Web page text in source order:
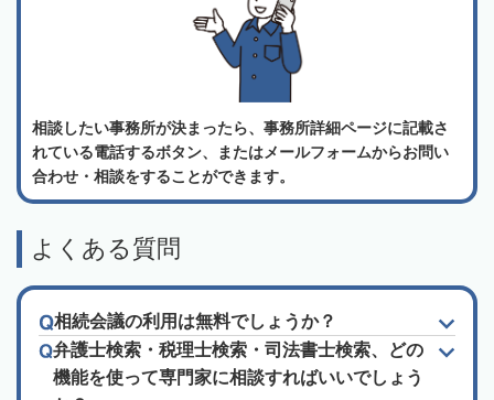
相談したい事務所が決まったら、事務所詳細ページに記載さ
れている電話するボタン、またはメールフォームからお問い
合わせ・相談をすることができます。
よくある質問
相続会議の利用は無料でしょうか？
弁護士検索・税理士検索・司法書士検索、どの
機能を使って専門家に相談すればいいでしょう